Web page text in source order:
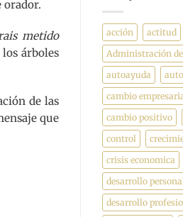
orador.
metido
árboles
de las
que
acción
actitud
Administración
autoayuda
cambio
cambio positivo
control
crisis economica
desarrollo personal
desarrollo